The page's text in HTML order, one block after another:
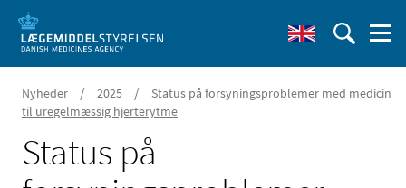
Nyheder / 2025 /
Status på forsyningsproblemer med medicin
til uregelmæssig hjerterytme
Status på